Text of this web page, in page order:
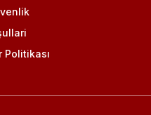
Politikası